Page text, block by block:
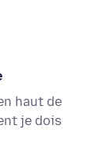
haut de
je dois